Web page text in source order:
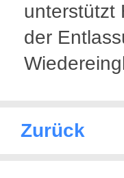
unterstützt
der
Zurück